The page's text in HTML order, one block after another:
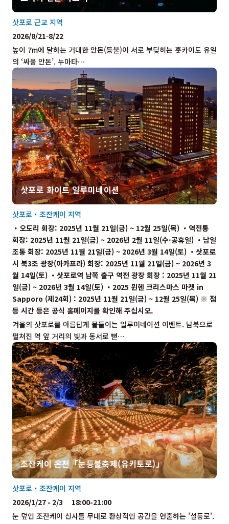
높이 7m에 달하는 거대한 안돈(등불)이 서로 부딪히는 홋카이도 유일
의 ‘싸움 안돈’. 누마타…
삿포로 근교 지역
2026/8/21-8/22
삿포로 화이트 일루미네이션
겨울의 삿포로를 아름답게 물들이는 일루미네이션 이벤트. 남북으로
펼쳐진 역 앞 거리의 빛과 동서로 뻗…
삿포로・조잔케이 지역
・오도리 회장: 2025년 11월 21일(금) ~ 12월 25일(목) ・역전통
회장: 2025년 11월 21일(금) ~ 2026년 2월 11일(수·공휴일) ・남일
조통 회장: 2025년 11월 21일(금) ~ 2026년 3월 14일(토) ・삿포로
시 북3조 광장(아카프라) 회장: 2025년 11월 21일(금) ~ 2026년 3
월 14일(토) ・삿포로역 남쪽 출구 역전 광장 회장 : 2025년 11월 21
일(금) ~ 2026년 3월 14일(토) ・2025 뮌헨 크리스마스 마켓 in
Sapporo (제24회) : 2025년 11월 21일(금) ~ 12월 25일(목) ※ 점
등 시간 등은 공식 홈페이지를 확인해 주십시오.
조잔케이 온천「눈등불축제(유키토로)」
눈 덮인 조잔케이 신사를 무대로 환상적인 공간을 연출하는 '설등로'.
삿포로・조잔케이 지역
2026/1/27 - 2/3 18:00-21:00